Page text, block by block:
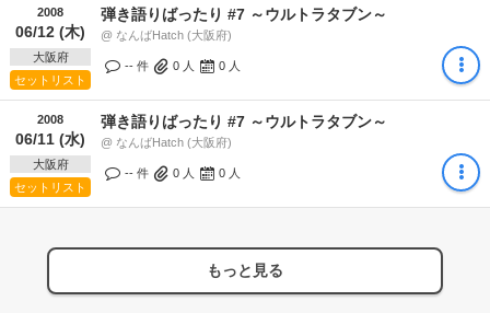
2008
06/12 (木)
大阪府
セットリスト
弾き語りばったり #7 ～ウルトラタブン～
@ なんばHatch (大阪府)
-- 件 0 人 0 人
2008
06/11 (水)
大阪府
セットリスト
弾き語りばったり #7 ～ウルトラタブン～
@ なんばHatch (大阪府)
-- 件 0 人 0 人
もっと見る